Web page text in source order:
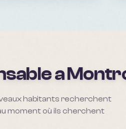
a
habitants recherchent
moment où ils cherchent